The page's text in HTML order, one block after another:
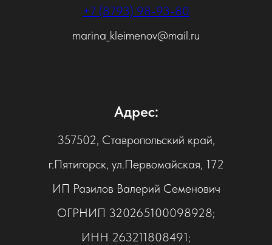
+7 (8793) 98-93-80
marina_kleimenov@mail.ru
Адрес:
357502, Ставропольский край,
г.Пятигорск, ул.Первомайская, 172
ИП Разилов Валерий Семенович
ОГРНИП 320265100098928;
ИНН 263211808491;